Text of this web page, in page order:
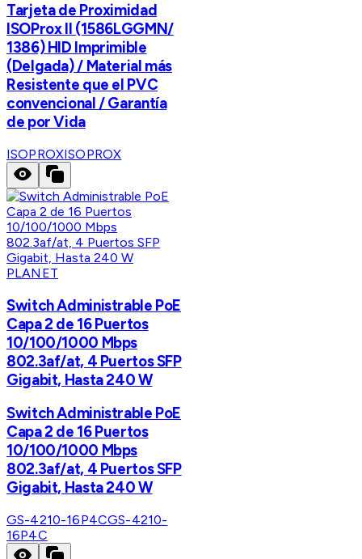
Tarjeta de Proximidad
ISOProx II (1586LGGMN/
1386) HID Imprimible
(Delgada) / Material más
Resistente que el PVC
convencional / Garantía
de por Vida
ISOPROXISOPROX
PLANET
Switch Administrable PoE
Capa 2 de 16 Puertos
10/100/1000 Mbps
802.3af/at, 4 Puertos SFP
Gigabit, Hasta 240 W
Switch Administrable PoE
Capa 2 de 16 Puertos
10/100/1000 Mbps
802.3af/at, 4 Puertos SFP
Gigabit, Hasta 240 W
GS-4210-16P4CGS-4210-
16P4C